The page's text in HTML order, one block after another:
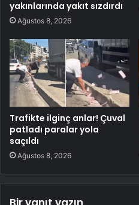
yakınlarında yakıt sızdırdı
Ağustos 8, 2026
Trafikte ilginç anlar! Çuval
patladı paralar yola
saçıldı
Ağustos 8, 2026